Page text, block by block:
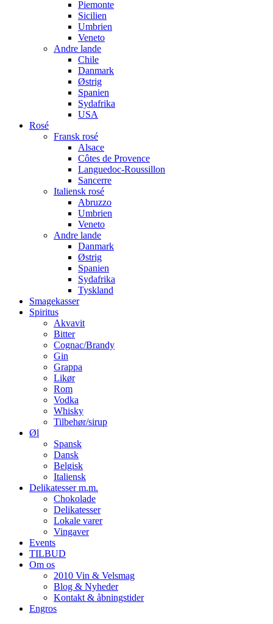
Piemonte
Sicilien
Umbrien
Veneto
Andre lande
Chile
Danmark
Østrig
Spanien
Sydafrika
USA
Rosé
Fransk rosé
Alsace
Côtes de Provence
Languedoc-Roussillon
Sancerre
Italiensk rosé
Abruzzo
Umbrien
Veneto
Andre lande
Danmark
Østrig
Spanien
Sydafrika
Tyskland
Smagekasser
Spiritus
Akvavit
Bitter
Cognac/Brandy
Gin
Grappa
Likør
Rom
Vodka
Whisky
Tilbehør/sirup
Øl
Spansk
Dansk
Belgisk
Italiensk
Delikatesser m.m.
Chokolade
Delikatesser
Lokale varer
Vingaver
Events
TILBUD
Om os
2010 Vin & Velsmag
Blog & Nyheder
Kontakt & åbningstider
Engros